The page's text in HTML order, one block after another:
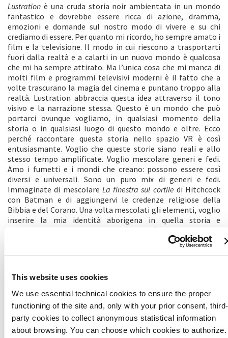
This website uses cookies
We use essential technical cookies to ensure the proper
functioning of the site and, only with your prior consent, third-
party cookies to collect anonymous statistical information
about browsing. You can choose which cookies to authorize.
Lustration è una cruda storia noir ambientata in un mondo
fantastico e dovrebbe essere ricca di azione, dramma,
emozioni e domande sul nostro modo di vivere e su chi
crediamo di essere. Per quanto mi ricordo, ho sempre amato i
film e la televisione. Il modo in cui riescono a trasportarti
fuori dalla realtà e a calarti in un nuovo mondo è qualcosa
che mi ha sempre attirato. Ma l’unica cosa che mi manca di
molti film e programmi televisivi moderni è il fatto che a
volte trascurano la magia del cinema e puntano troppo alla
realtà. Lustration abbraccia questa idea attraverso il tono
visivo e la narrazione stessa. Questo è un mondo che può
portarci ovunque vogliamo, in qualsiasi momento della
storia o in qualsiasi luogo di questo mondo e oltre. Ecco
perché raccontare questa storia nello spazio VR è così
entusiasmante. Voglio che queste storie siano reali e allo
stesso tempo amplificate. Voglio mescolare generi e fedi.
Amo i fumetti e i mondi che creano: possono essere così
diversi e universali. Sono un puro mix di generi e fedi.
Immaginate di mescolare La finestra sul cortile di Hitchcock
con Batman e di aggiungervi le credenze religiose della
Bibbia e del Corano. Una volta mescolati gli elementi, voglio
inserire la mia identità aborigena in quella storia e
raccontare storie della mia cultura, che è in qualche modo
ci permette di
saltare da un mondo all’altro, così come da una fede all’altra,
domande sulla fede e sul senso della vita. Voglio fondere
tutte le diverse teorie sulla vita dopo la morte e sul modo in
cui la religione stabilisce ciò che è bene e ciò che è male. Con
Lustrationfonderò diverse fedi e questioni sociali in questo
nuovo mondo amplificato.